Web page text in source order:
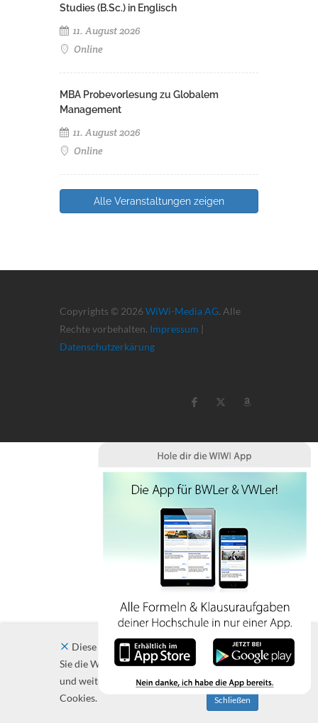
Studies (B.Sc.) in Englisch
11. August 2026
Online
MBA Probevorlesung zu Globalem
Management
11. August 2026
Online
Alle Veranstaltungen zeigen
Copyrights © 2026 WiWi-Media AG. Alle
Rechte vorbehalten. Impressum |
Datenschutzerkärung
Diese Website verwendet Cookies. Indem
Sie die Website und ihre Angebote nutzen
und weiter navigieren, akzeptieren Sie diese
Cookies.
Schließen